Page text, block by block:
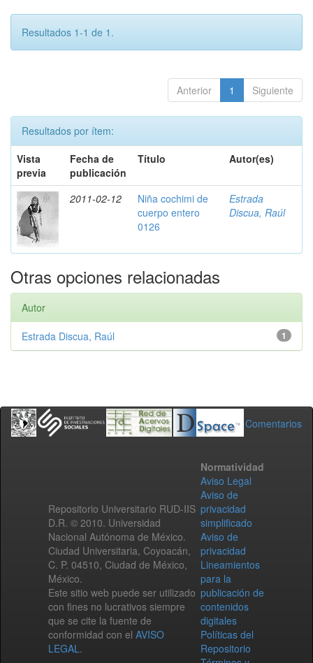
Resultados 1-1 de 1.
Anterior 1 Siguiente
Resultados por ítem:
Vista
previa
Fecha de
publicación
Título Autor(es)
2011-02-12
Niña cochimi de
cuerpo entero
0126
Estrada
Discua, Raúl
Otras opciones relacionadas
Autor
1
Estrada Discua, Raúl
Comentarios
Repositorio Universitario RUD-IIS
D.R. © 2010. Universidad
Nacional Autónoma de México.
Ciudad Universitaria, Coyoacán,
C. P. 04510, Ciudad de México,
México.
Este sitio web puede ser utilizado
con fines no lucrativos siempre
que se cite la fuente de
conformidad con el AVISO
LEGAL.
Normatividad
Aviso Legal
Aviso de
privacidad
simplificado
Aviso de
privacidad
Lineamientos
para la
publicación de
contenidos
digitales
Políticas del
Repositorio